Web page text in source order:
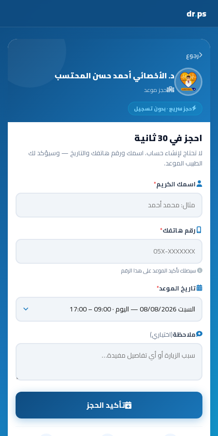
dr.ps
رجوع
د. الأخصائي أحمد حسن المحتسب
حجز موعد
حجز سريع · بدون تسجيل
احجز في 30 ثانية
لا تحتاج لإنشاء حساب. اسمك ورقم هاتفك والتاريخ — وسيؤكد لك
الطبيب الموعد.
اسمك الكريم*
رقم هاتفك*
سيصلك تأكيد الموعد على هذا الرقم
تاريخ الموعد*
ملاحظة(اختياري)
تأكيد الحجز